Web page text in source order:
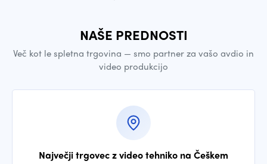
NAŠE PREDNOSTI
Več kot le spletna trgovina — smo partner za vašo avdio in
video produkcijo
Največji trgovec z video tehniko na Češkem